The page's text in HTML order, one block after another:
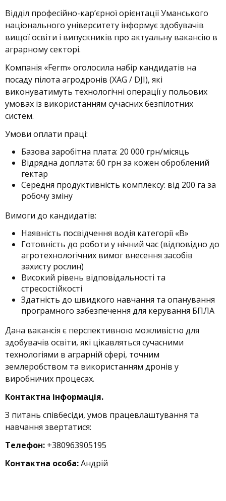
Відділ професійно-кар’єрної орієнтації Уманського
національного університету інформує здобувачів
вищої освіти і випускників про актуальну вакансію в
аграрному секторі.
Компанія «Ferm» оголосила набір кандидатів на
посаду пілота агродронів (XAG / DJI), які
виконуватимуть технологічні операції у польових
умовах із використанням сучасних безпілотних
систем.
Умови оплати праці:
Базова заробітна плата: 20 000 грн/місяць
Відрядна доплата: 60 грн за кожен оброблений
гектар
Середня продуктивність комплексу: від 200 га за
робочу зміну
Вимоги до кандидатів:
Наявність посвідчення водія категорії «B»
Готовність до роботи у нічний час (відповідно до
агротехнологічних вимог внесення засобів
захисту рослин)
Високий рівень відповідальності та
стресостійкості
Здатність до швидкого навчання та опанування
програмного забезпечення для керування БПЛА
Дана вакансія є перспективною можливістю для
здобувачів освіти, які цікавляться сучасними
технологіями в аграрній сфері, точним
землеробством та використанням дронів у
виробничих процесах.
Контактна інформація.
З питань співбесіди, умов працевлаштування та
навчання звертатися:
Телефон: +380963905195
Контактна особа:Андрій